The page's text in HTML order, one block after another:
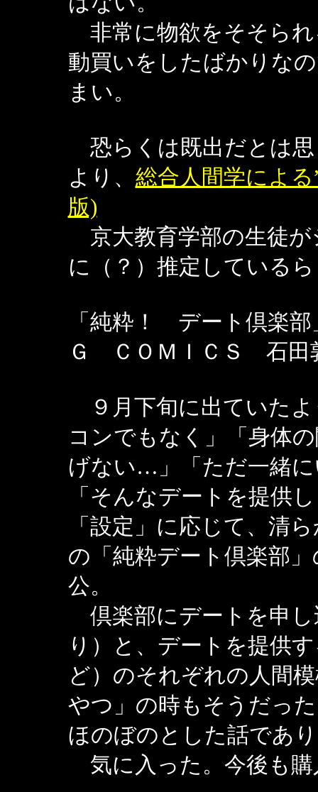
非常に物欲をそそられ
動買いをしたばかりな
まい。
恐らくは既出だとは思
より、 総合人間学による
版)
京大教育学部の生徒が
に（？）推定している
「純粋！ デート倶楽
Ｇ ＣＯＭＩＣＳ 石田
９月下旬に出ていた
コンでもなく」「身体
げない…」「ただ一緒
「そんなデートを提供
「設定」に応じて、清
の「純粋デート倶楽部
公。
倶楽部にデートを申し
り）と、デートを提供
ど）のそれぞれの人間
やつ」の時もそうだっ
ほのぼのとした話であ
気に入った。今後も